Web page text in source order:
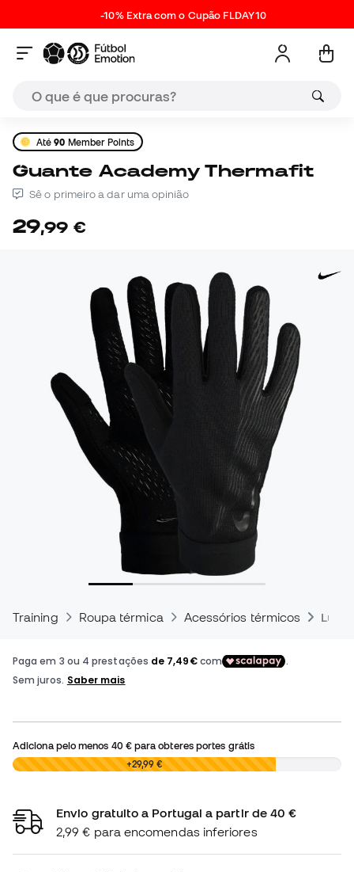
-10% Extra com o Cupão FLDAY10
Até90 Member Points
Guante Academy Thermafit
Sê o primeiro a dar uma opinião
29,99 €
Training Roupa térmica Acessórios térmicos
Adiciona pelo menos 40 €para obteres portes grátis
0,00 € +29,99 €
Envio gratuito a Portugal a partir de 40 €
2,99 € para encomendas inferiores